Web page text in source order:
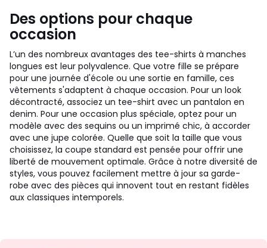
Des options pour chaque
occasion
L’un des nombreux avantages des tee-shirts à manches
longues est leur polyvalence. Que votre fille se prépare
pour une journée d'école ou une sortie en famille, ces
vêtements s'adaptent à chaque occasion. Pour un look
décontracté, associez un tee-shirt avec un pantalon en
denim. Pour une occasion plus spéciale, optez pour un
modèle avec des sequins ou un imprimé chic, à accorder
avec une jupe colorée. Quelle que soit la taille que vous
choisissez, la coupe standard est pensée pour offrir une
liberté de mouvement optimale. Grâce à notre diversité de
styles, vous pouvez facilement mettre à jour sa garde-
robe avec des pièces qui innovent tout en restant fidèles
aux classiques intemporels.